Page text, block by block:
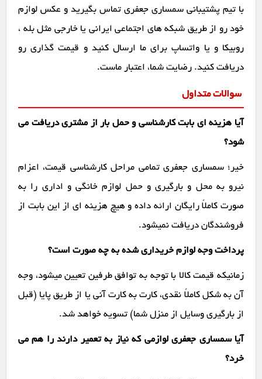
با تیم پشتیبانی سمساری جعفری تماس بگیرید و عکس لوازم
خود رو از طریق شبکه های اجتماعی ایرانی یا خارجی مثل بله ،
روبیکا و یا واتساپ برای ما ارسال کنید و قیمت گذاری رو
دریافت کنید. رضایت شما، اعتبار ماست.
سوالات متداول
آیا هزینه ای بابت کارشناسی و حمل بار از مشتری دریافت می
شود؟
خیر؛ سمساری جعفری تمامی مراحل کارشناسی قیمت، اعزام
نیرو به محل و بارگیری و حمل لوازم خانگی و اداری را به
صورت کاملاً رایگان ارائه داده و هیچ هزینه ای از این بابت از
فروشندگان دریافت نمیشود.
پرداخت وجه لوازم خریداری شده به چه صورت است؟
زمانیکه قیمت کالا با توجه به توافق طرفین تعیین میشود، وجه
آن به شکل کاملاً نقدی، کارت به کارت آنی یا از طریق پایا (قبل
از بارگیری وسایل از منزل شما) تسویه خواهد شد.
آیا سمساری جعفری لوازمی که نیاز به تعمیر دارند را هم می
خرد؟